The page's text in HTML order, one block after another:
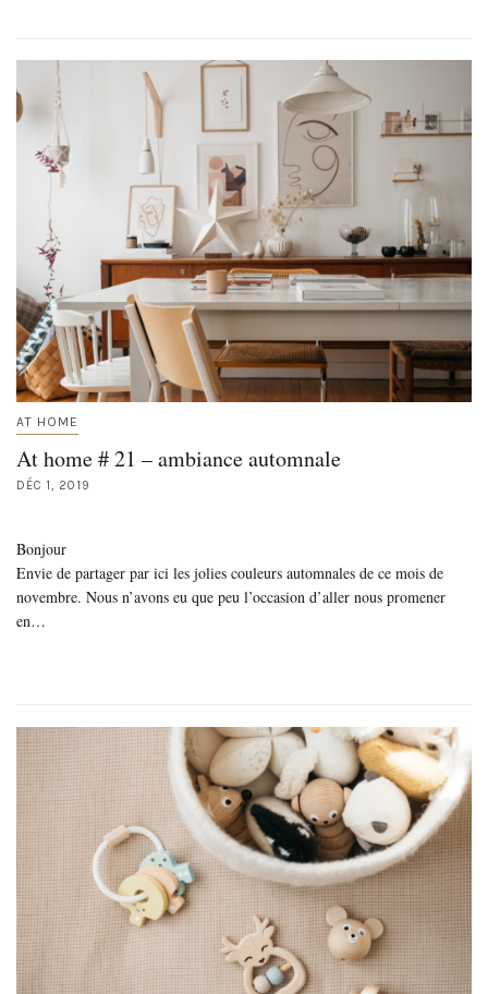
AT HOME
At home # 21 – ambiance automnale
DÉC 1, 2019
Bonjour
Envie de partager par ici les jolies couleurs automnales de ce mois de
novembre. Nous n’avons eu que peu l’occasion d’aller nous promener
en…